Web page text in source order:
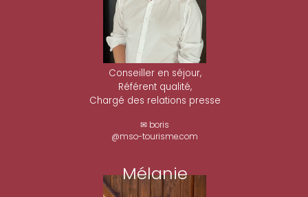
Conseiller en séjour,
Référent qualité,
Chargé des relations presse
✉ boris
@mso-tourisme.com
Mélanie